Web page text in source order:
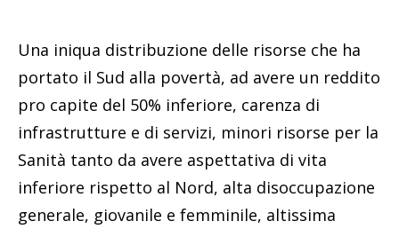
Una iniqua distribuzione delle risorse che ha
portato il Sud alla povertà, ad avere un reddito
pro capite del 50% inferiore, carenza di
infrastrutture e di servizi, minori risorse per la
Sanità tanto da avere aspettativa di vita
inferiore rispetto al Nord, alta disoccupazione
generale, giovanile e femminile, altissima